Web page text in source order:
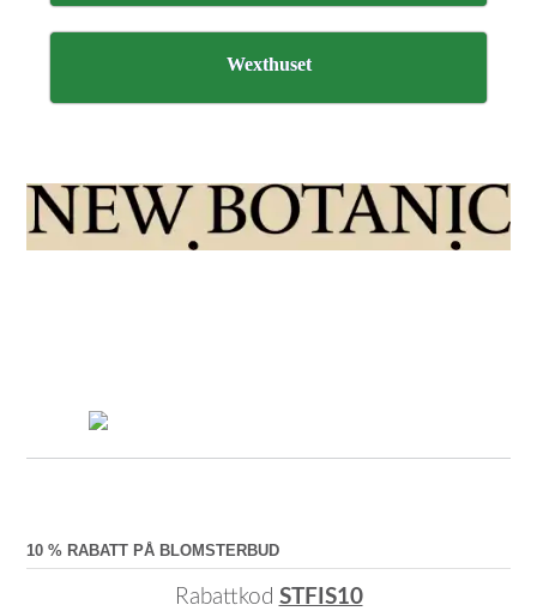
Wexthuset
10 % RABATT PÅ BLOMSTERBUD
Rabattkod STFIS10